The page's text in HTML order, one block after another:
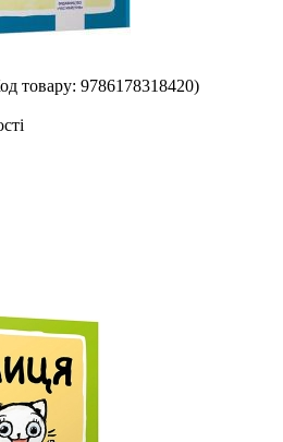
товару: 9786178318420)